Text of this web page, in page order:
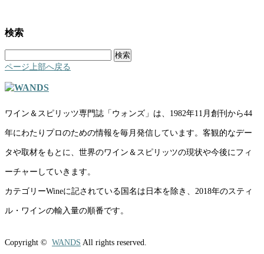
検索
索:
ページ上部へ戻る
ワイン＆スピリッツ専門誌「ウォンズ」は、1982年11月創刊から44
年にわたりプロのための情報を毎月発信しています。客観的なデー
タや取材をもとに、世界のワイン＆スピリッツの現状や今後にフィ
ーチャーしていきます。
カテゴリーWineに記されている国名は日本を除き、2018年のスティ
ル・ワインの輸入量の順番です。
Copyright © WANDS All rights reserved.